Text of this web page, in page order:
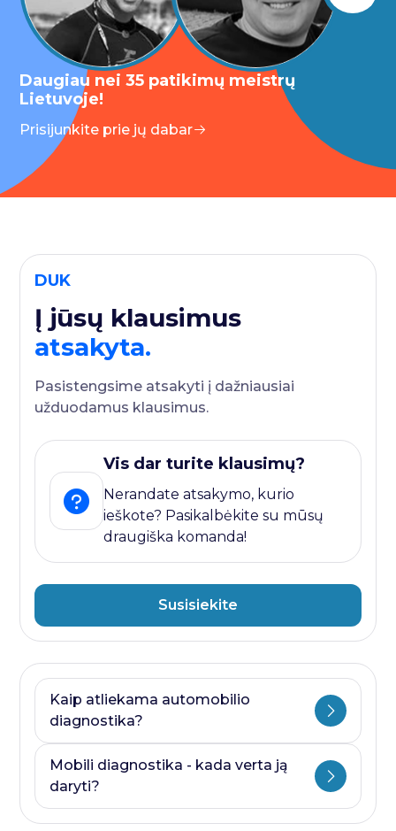
Daugiau nei 35 patikimų meistrų
Lietuvoje!
Prisijunkite prie jų dabar
DUK
Į jūsų klausimus
atsakyta.
Pasistengsime atsakyti į dažniausiai
užduodamus klausimus.
Vis dar turite klausimų?
Nerandate atsakymo, kurio
ieškote? Pasikalbėkite su mūsų
draugiška komanda!
Susisiekite
Kaip atliekama automobilio
diagnostika?
Ji visada prasideda nuo kompiuterines
diagnostikos ir baigiasi papildomais
Mobili diagnostika - kada verta ją
daryti?